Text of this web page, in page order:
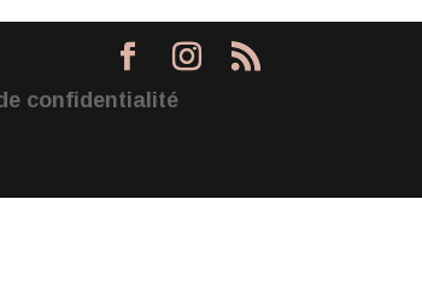
confidentialité